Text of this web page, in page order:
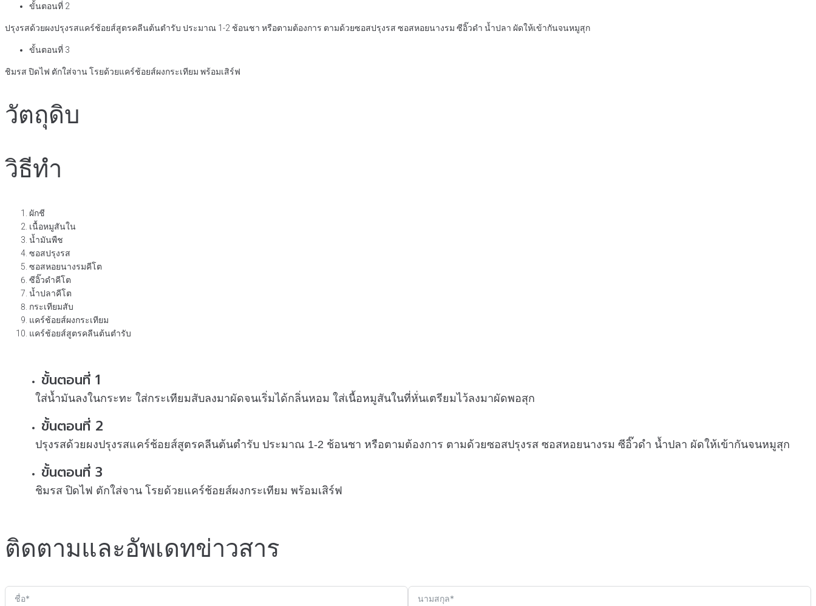
ขั้นตอนที่ 2
ปรุงรสด้วยผงปรุงรสแคร์ช้อยส์สูตรคลีนต้นตำรับ ประมาณ 1-2 ช้อนชา หรือตามต้องการ ตามด้วยซอสปรุงรส ซอสหอยนางรม ซีอิ๊วดำ น้ำปลา ผัดให้เข้ากันจนหมูสุก
ขั้นตอนที่ 3
ชิมรส ปิดไฟ ตักใส่จาน โรยด้วยแคร์ช้อยส์ผงกระเทียม พร้อมเสิร์ฟ
วัตถุดิบ
วิธีทำ
ผักชี
เนื้อหมูสันใน
น้ำมันพืช
ซอสปรุงรส
ซอสหอยนางรมคีโต
ซีอิ๊วดำคีโต
น้ำปลาคีโต
กระเทียมสับ
แคร์ช้อยส์ผงกระเทียม
แคร์ช้อยส์สูตรคลีนต้นตำรับ
ขั้นตอนที่ 1
ใส่น้ำมันลงในกระทะ ใส่กระเทียมสับลงมาผัดจนเริ่มได้กลิ่นหอม ใส่เนื้อหมูสันในที่หั่นเตรียมไว้ลงมาผัดพอสุก
ขั้นตอนที่ 2
ปรุงรสด้วยผงปรุงรสแคร์ช้อยส์สูตรคลีนต้นตำรับ ประมาณ 1-2 ช้อนชา หรือตามต้องการ ตามด้วยซอสปรุงรส ซอสหอยนางรม ซีอิ๊วดำ น้ำปลา ผัดให้เข้ากันจนหมูสุก
ขั้นตอนที่ 3
ชิมรส ปิดไฟ ตักใส่จาน โรยด้วยแคร์ช้อยส์ผงกระเทียม พร้อมเสิร์ฟ
ติดตามและอัพเดทข่าวสาร